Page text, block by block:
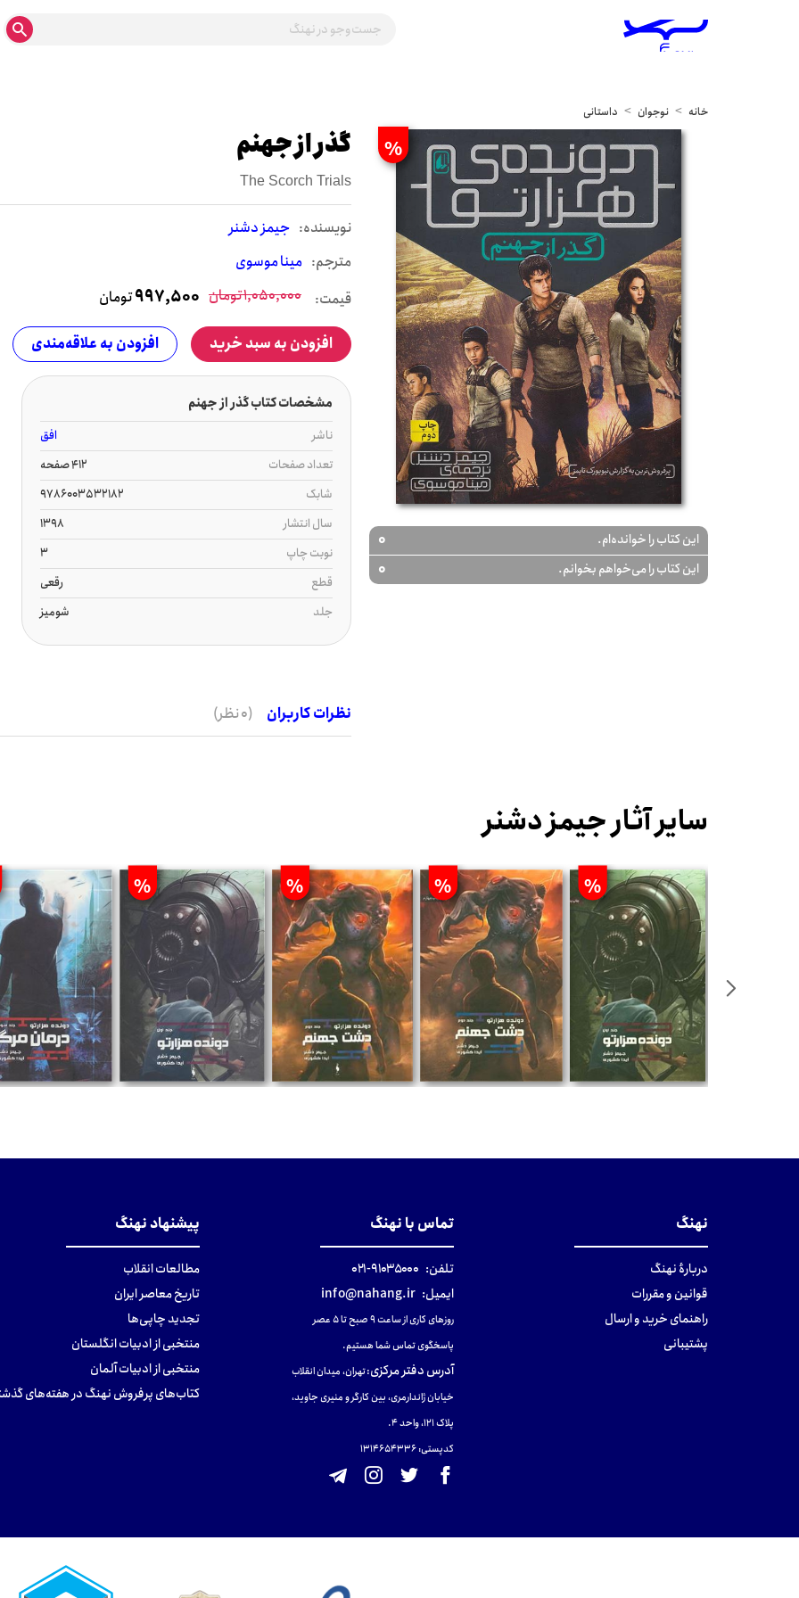
خانه نوجوان داستانی
%
این کتاب را خوانده‌ام. 0
این کتاب را می‌خواهم بخوانم. 0
گذر از جهنم
The Scorch Trials
نويسنده: جیمز دشنر
مترجم: مینا موسوی
قیمت: 1,050,000تومان 997,500تومان
افزودن به سبد خرید افزودن به علاقه‌مندی
مشخصات کتاب گذر از جهنم
ناشر
افق
تعداد صفحات
412 صفحه
شابک
9786003532182
سال انتشار
1398
نوبت چاپ
3
قطع
رقعی
جلد
شومیز
نظرات کاربران (0 نظر)
سایر آثار جیمز دشنر
%
%
%
%
نهنگ
دربارهٔ نهنگ
قوانین و مقررات
راهنمای خرید و ارسال
پشتیبانی
تماس با نهنگ
تلفن: ۹۱۰۳۵۰۰۰-۰۲۱
ایمیل: info@nahang.ir
روزهای کاری از ساعت ۹ صبح تا ۵ عصر
پاسخگوی تماس شما هستیم.
آدرس دفتر مرکزی:تهران، میدان انقلاب
خیابان ژاندارمری، بین کارگر و منیری جاوید،
پلاک 121، واحد ۴.
کدپستی: 131465433۶
پیشنهاد نهنگ
مطالعات انقلاب
تاریخ معاصر ایران
تجدید چاپی‌ها
منتخبی از ادبیات انگلستان
منتخبی از ادبیات آلمان
کتاب‌های پرفروش نهنگ در هفته‌های